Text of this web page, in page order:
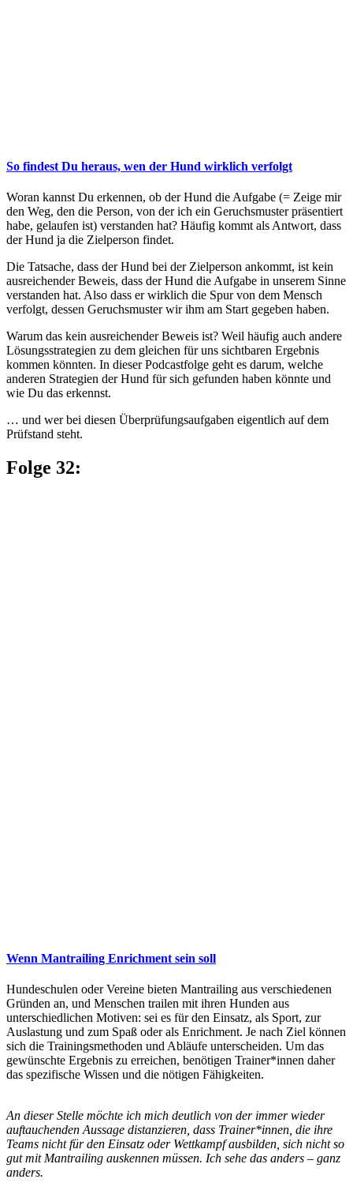
So findest Du heraus, wen der Hund wirklich verfolgt
Woran kannst Du erkennen, ob der Hund die Aufgabe (= Zeige mir
den Weg, den die Person, von der ich ein Geruchsmuster präsentiert
habe, gelaufen ist) verstanden hat? Häufig kommt als Antwort, dass
der Hund ja die Zielperson findet.
Die Tatsache, dass der Hund bei der Zielperson ankommt, ist kein
ausreichender Beweis, dass der Hund die Aufgabe in unserem Sinne
verstanden hat. Also dass er wirklich die Spur von dem Mensch
verfolgt, dessen Geruchsmuster wir ihm am Start gegeben haben.
Warum das kein ausreichender Beweis ist? Weil häufig auch andere
Lösungsstrategien zu dem gleichen für uns sichtbaren Ergebnis
kommen könnten. In dieser Podcastfolge geht es darum, welche
anderen Strategien der Hund für sich gefunden haben könnte und
wie Du das erkennst.
… und wer bei diesen Überprüfungsaufgaben eigentlich auf dem
Prüfstand steht.
Folge 32:
Wenn Mantrailing Enrichment sein soll
Hundeschulen oder Vereine bieten Mantrailing aus verschiedenen
Gründen an, und Menschen trailen mit ihren Hunden aus
unterschiedlichen Motiven: sei es für den Einsatz, als Sport, zur
Auslastung und zum Spaß oder als Enrichment. Je nach Ziel können
sich die Trainingsmethoden und Abläufe unterscheiden. Um das
gewünschte Ergebnis zu erreichen, benötigen Trainer*innen daher
das spezifische Wissen und die nötigen Fähigkeiten.
An dieser Stelle möchte ich mich deutlich von der immer wieder
auftauchenden Aussage distanzieren, dass Trainer*innen, die ihre
Teams nicht für den Einsatz oder Wettkampf ausbilden, sich nicht so
gut mit Mantrailing auskennen müssen. Ich sehe das anders – ganz
anders.